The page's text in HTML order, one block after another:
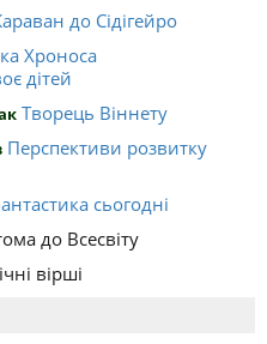
до Сідігейро
Хроноса
дітей
Творець Віннету
Перспективи розвитку
сьогодні
до Всесвіту
вірші